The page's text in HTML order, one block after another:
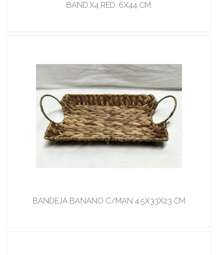
BAND.X4 RED. 6X44 CM.
BANDEJA BANANO C/MAN 4.5X33X23 CM